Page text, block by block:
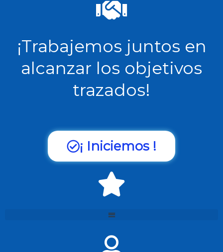
¡Trabajemos juntos en
alcanzar los objetivos
trazados!
¡ Iniciemos !